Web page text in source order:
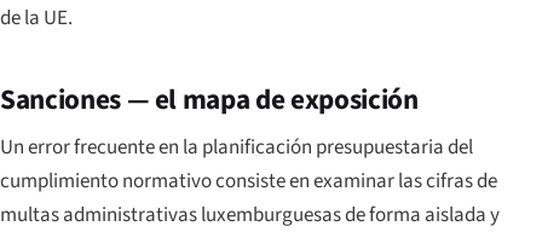
de la UE.
Sanciones — el mapa de exposición
Un error frecuente en la planificación presupuestaria del
cumplimiento normativo consiste en examinar las cifras de
multas administrativas luxemburguesas de forma aislada y